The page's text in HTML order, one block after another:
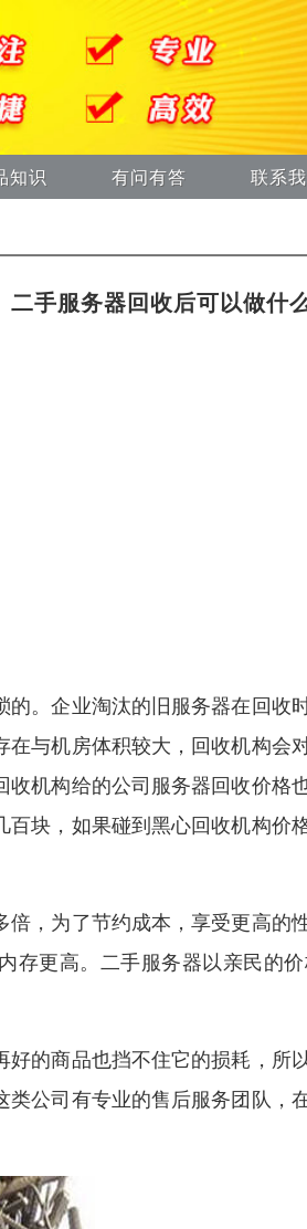
知识 有问有答 联系
二手服务器回收后可以做什
。企业淘汰的旧服务器在回收
与机房体积较大，回收机构会
机构给的公司服务器回收价格
块，如果碰到黑心回收机构价
，为了节约成本，享受更高的
存更高。二手服务器以亲民的
的商品也挡不住它的损耗，所
公司有专业的售后服务团队，